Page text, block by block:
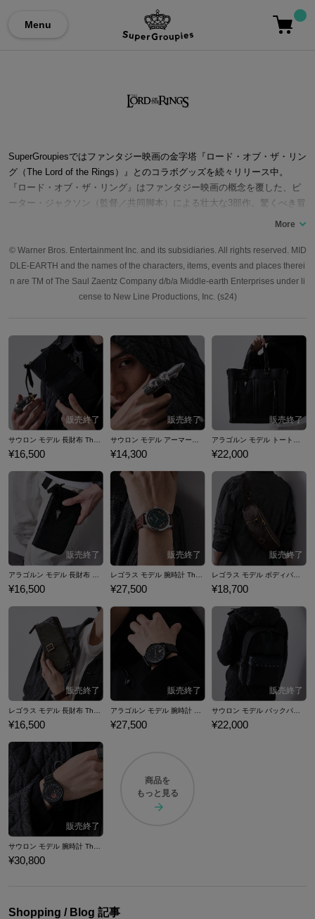
Menu
SuperGroupiesではファンタジー映画の金字塔『ロード・オブ・ザ・リン
グ（The Lord of the Rings）』とのコラボグッズを続々リリース中。
『ロード・オブ・ザ・リング』はファンタジー映画の概念を覆した、ピ
ーター・ジャクソン（監督／共同脚本）による壮大な3部作。驚くべき冒
険がいざ幕を開ける。J.R.R.トールキンの中つ国に挑んだイマジネーシ
ズは危険に満ちた世界へと旅立つ。その目的は、大いなる力を秘めた“指
輪”を滅びの山へと運び、冥王サウロンの手に二度と渡らぬよう、その魔
力もろとも破壊してしまうこと。 2001年に第1作目『ロード・オブ・
ザ・リング』が、2002年には第2作『ロード・オブ・ザ・リング／二つ
帰還』はアカデミー賞®の11部門で受賞を果たし、史上最多受賞作の一
つとなりました。 その後もシリーズの人気は高まり続け、2012年から20
14年にかけての『ホビット』映画3部作や、2022年のドラマシリーズ
『ロード・オブ・ザ・リング: 力の指輪』、2024年にはアニメ映画『The
Lord of the Rings: The War of the Rohirrim（原題）』も全米公開予定。
今も世界中の人々を魅了し続けています。 ここでは『ロード・オブ・
ザ・リング』シリーズの登場人物サウロン、アラゴルン、レゴラスから
着想を得た腕時計やバッグ、財布、指輪など…『ロード・オブ・ザ・リ
© Warner Bros. Entertainment Inc. and its subsidiaries. All rights reserved. MID
DLE-EARTH and the names of the characters, items, events and places therei
n are TM of The Saul Zaentz Company d/b/a Middle-earth Enterprises under li
cense to New Line Productions, Inc. (s24)
¥16,500 ¥14,300 ¥22,000
アラゴルン モデル 長財布 The Lord of the Rings ロード・オブ・ザ・リング
¥16,500
レゴラス モデル 腕時計 The Lord of the Rings ロード・オブ・ザ・リング
¥27,500
レゴラス モデル ボディバッグ The Lord of the Rings ロード・オブ・ザ・リング
¥18,700
¥16,500 ¥27,500 ¥22,000
¥30,800
商品を
もっと見る
Shopping / Blog 記事